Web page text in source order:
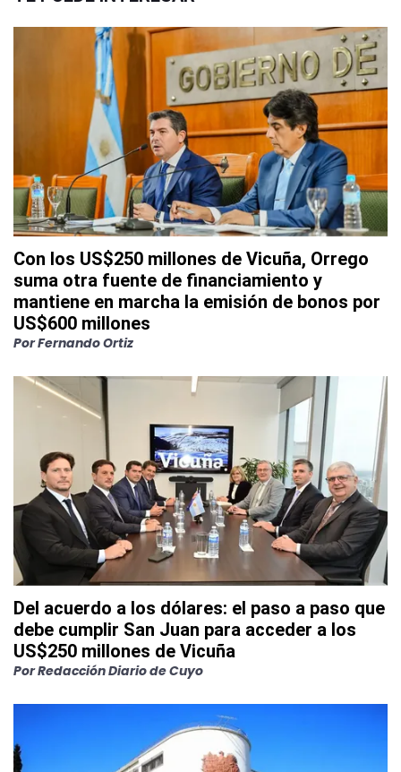
Con los US$250 millones de Vicuña, Orrego
suma otra fuente de financiamiento y
mantiene en marcha la emisión de bonos por
US$600 millones
PorFernando Ortiz
Del acuerdo a los dólares: el paso a paso que
debe cumplir San Juan para acceder a los
US$250 millones de Vicuña
PorRedacción Diario de Cuyo